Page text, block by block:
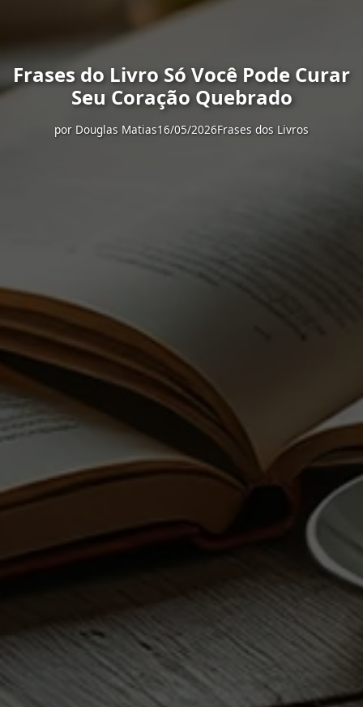
Frases do Livro Só Você Pode Curar
Seu Coração Quebrado
por Douglas Matias16/05/2026Frases dos Livros